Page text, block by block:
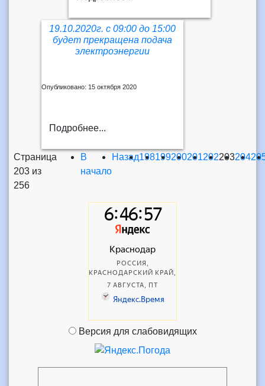
19.10.2020г. с 09:00 до 15:00
будет прекращена подача
электроэнергии
Опубликовано: 15 октября 2020
Подробнее...
Страница
203 из
256
В
начало
Назад198199200201202203204
Версия для слабовидящих